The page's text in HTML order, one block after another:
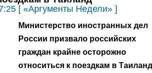
[ «Аргументы Недели» ]
Министерство иностранных дел
России призвало российских
граждан крайне осторожно
относиться к поездкам в Таиланд